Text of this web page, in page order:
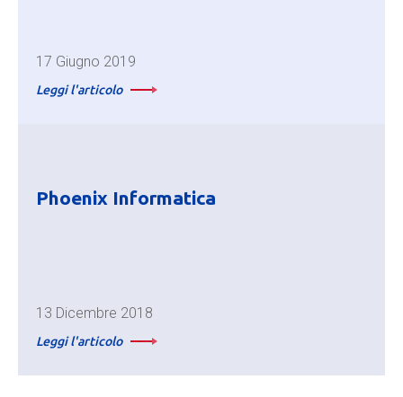
17 Giugno 2019
Leggi l'articolo
Phoenix Informatica
13 Dicembre 2018
Leggi l'articolo